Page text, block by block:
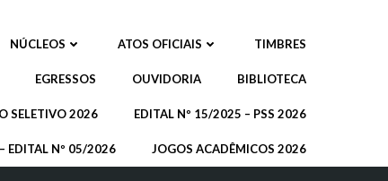
NÚCLEOS ATOS OFICIAIS TIMBRES
EGRESSOS OUVIDORIA BIBLIOTECA
SELETIVO 2026 EDITAL Nº 15/2025 – PSS 2026
EDITAL Nº 05/2026 JOGOS ACADÊMICOS 2026